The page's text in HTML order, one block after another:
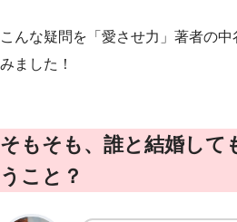
こんな疑問を「愛させ力」著者の
みました！
そもそも、誰と結婚して
うこと？